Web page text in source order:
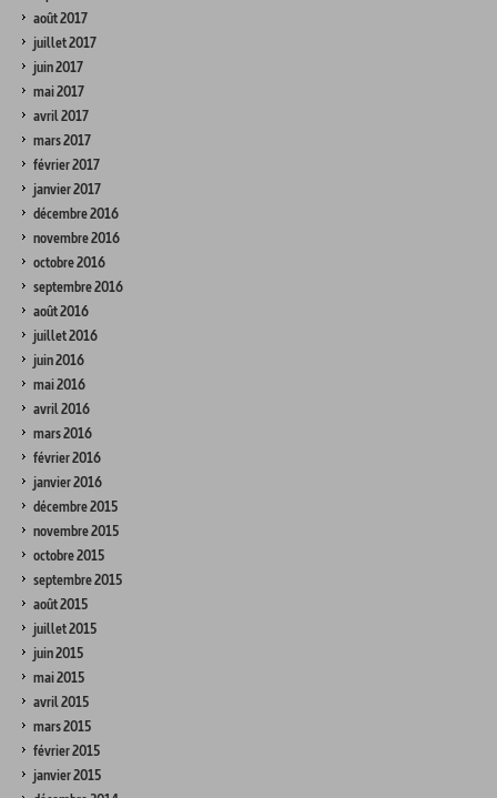
août 2017
juillet 2017
juin 2017
mai 2017
avril 2017
mars 2017
février 2017
janvier 2017
décembre 2016
novembre 2016
octobre 2016
septembre 2016
août 2016
juillet 2016
juin 2016
mai 2016
avril 2016
mars 2016
février 2016
janvier 2016
décembre 2015
novembre 2015
octobre 2015
septembre 2015
août 2015
juillet 2015
juin 2015
mai 2015
avril 2015
mars 2015
février 2015
janvier 2015